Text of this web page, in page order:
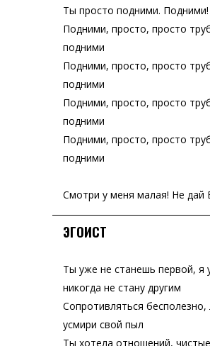
Ты просто подними. Подними!
Подними, просто, просто
подними
Подними, просто, просто
подними
Подними, просто, просто
подними
Подними, просто, просто
подними
Смотри у меня малая! Не дай
ЭГОИСТ
Ты уже не станешь первой, я
никогда не стану другим
Сопротивляться бесполезно,
усмири свой пыл
Ты хотела отношений,